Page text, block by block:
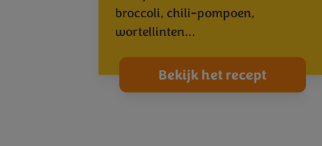
broccoli, chili-pompoen,
wortellinten…
Bekijk het recept